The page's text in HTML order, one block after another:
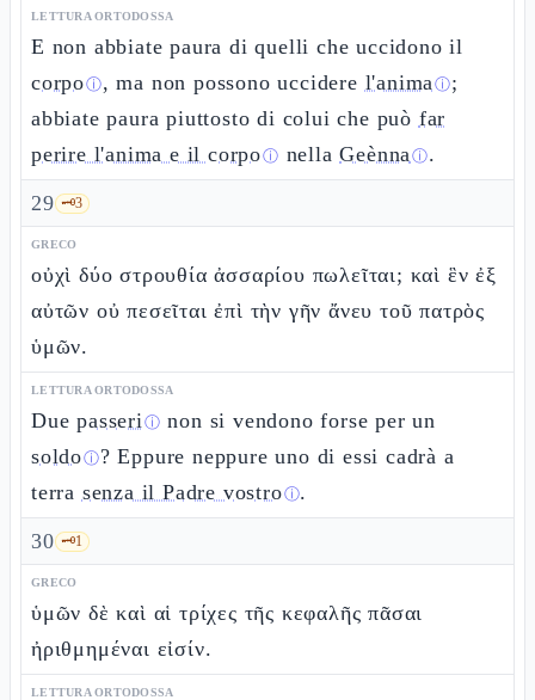
LETTURA ORTODOSSA
E non abbiate paura di quelli che uccidono il
corpoⓘ, ma non possono uccidere l'animaⓘ;
abbiate paura piuttosto di colui che può far
perire l'anima e il corpoⓘ nellaGeènnaⓘ.
29 🗝️3
GRECO
οὐχὶ δύο στρουθία ἀσσαρίου πωλεῖται; καὶ ἓν ἐξ
αὐτῶν οὐ πεσεῖται ἐπὶ τὴν γῆν ἄνευ τοῦ πατρὸς
ὑμῶν.
LETTURA ORTODOSSA
Duepasseriⓘ non si vendono forse per un
soldoⓘ? Eppure neppure uno di essi cadrà a
terra senza il Padre vostroⓘ.
30 🗝️1
GRECO
ὑμῶν δὲ καὶ αἱ τρίχες τῆς κεφαλῆς πᾶσαι
ἠριθμημέναι εἰσίν.
LETTURA ORTODOSSA